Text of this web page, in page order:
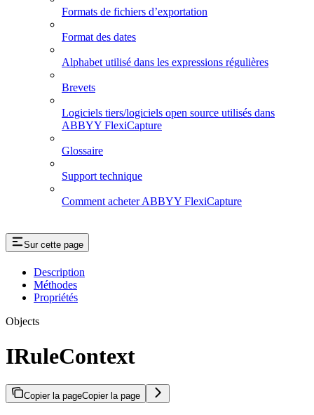
Formats de fichiers d’exportation
Format des dates
Alphabet utilisé dans les expressions régulières
Brevets
Logiciels tiers/logiciels open source utilisés dans
ABBYY FlexiCapture
Glossaire
Support technique
Comment acheter ABBYY FlexiCapture
Sur cette page
Description
Méthodes
Propriétés
Objects
IRuleContext
Copier la pageCopier la page